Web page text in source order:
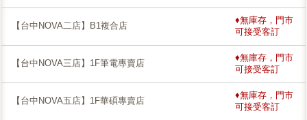
【台中NOVA二店】B1複合店
♦無庫存，門市
可接受客訂
【台中NOVA三店】1F筆電專賣店
♦無庫存，門市
可接受客訂
【台中NOVA五店】1F華碩專賣店
♦無庫存，門市
可接受客訂